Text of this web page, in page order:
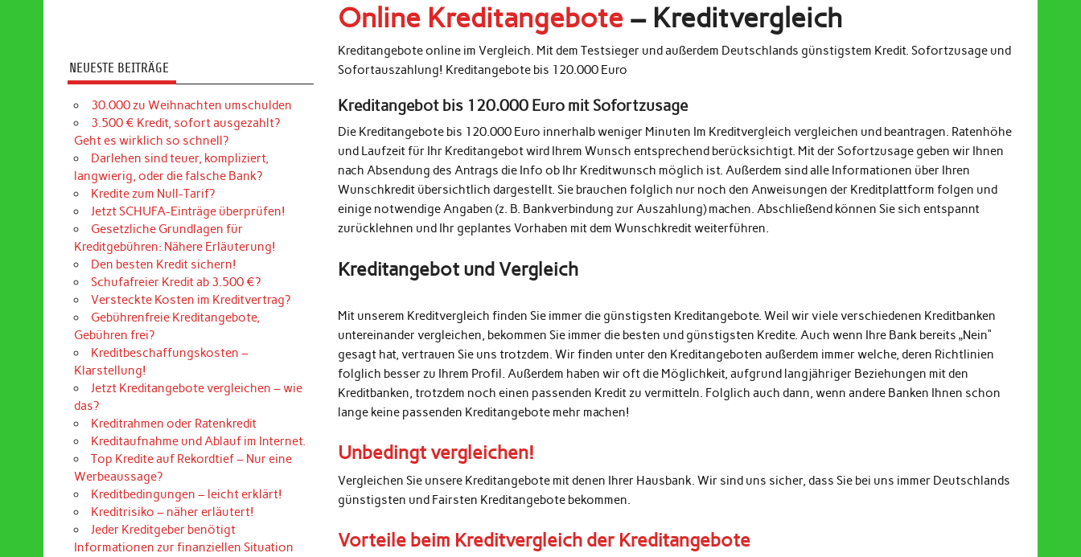
Online Kreditangebote – Kreditvergleich
Kreditangebote online im Vergleich. Mit dem Testsieger und außerdem Deutschlands günstigstem Kredit. Sofortzusage und
Sofortauszahlung! Kreditangebote bis 120.000 Euro
Kreditangebot bis 120.000 Euro mit Sofortzusage
Die Kreditangebote bis 120.000 Euro innerhalb weniger Minuten Im Kreditvergleich vergleichen und beantragen. Ratenhöhe
und Laufzeit für Ihr Kreditangebot wird Ihrem Wunsch entsprechend berücksichtigt. Mit der Sofortzusage geben wir Ihnen
nach Absendung des Antrags die Info ob Ihr Kreditwunsch möglich ist. Außerdem sind alle Informationen über Ihren
Wunschkredit übersichtlich dargestellt. Sie brauchen folglich nur noch den Anweisungen der Kreditplattform folgen und
einige notwendige Angaben (z. B. Bankverbindung zur Auszahlung) machen. Abschließend können Sie sich entspannt
zurücklehnen und Ihr geplantes Vorhaben mit dem Wunschkredit weiterführen.
Kreditangebot und Vergleich
Mit unserem Kreditvergleich finden Sie immer die günstigsten Kreditangebote. Weil wir viele verschiedenen Kreditbanken
untereinander vergleichen, bekommen Sie immer die besten und günstigsten Kredite. Auch wenn Ihre Bank bereits „Nein“
gesagt hat, vertrauen Sie uns trotzdem. Wir finden unter den Kreditangeboten außerdem immer welche, deren Richtlinien
folglich besser zu Ihrem Profil. Außerdem haben wir oft die Möglichkeit, aufgrund langjähriger Beziehungen mit den
Kreditbanken, trotzdem noch einen passenden Kredit zu vermitteln. Folglich auch dann, wenn andere Banken Ihnen schon
lange keine passenden Kreditangebote mehr machen!
Unbedingt vergleichen!
Vergleichen Sie unsere Kreditangebote mit denen Ihrer Hausbank. Wir sind uns sicher, dass Sie bei uns immer Deutschlands
günstigsten und Fairsten Kreditangebote bekommen.
Vorteile beim Kreditvergleich der Kreditangebote
NEUESTE BEITRÄGE
30.000 zu Weihnachten umschulden
3.500 € Kredit, sofort ausgezahlt?
Geht es wirklich so schnell?
Darlehen sind teuer, kompliziert,
langwierig, oder die falsche Bank?
Kredite zum Null-Tarif?
Jetzt SCHUFA-Einträge überprüfen!
Gesetzliche Grundlagen für
Kreditgebühren: Nähere Erläuterung!
Den besten Kredit sichern!
Schufafreier Kredit ab 3.500 €?
Versteckte Kosten im Kreditvertrag?
Gebührenfreie Kreditangebote,
Gebühren frei?
Kreditbeschaffungskosten –
Klarstellung!
Jetzt Kreditangebote vergleichen – wie
das?
Kreditrahmen oder Ratenkredit
Kreditaufnahme und Ablauf im Internet.
Top Kredite auf Rekordtief – Nur eine
Werbeaussage?
Kreditbedingungen – leicht erklärt!
Kreditrisiko – näher erläutert!
Jeder Kreditgeber benötigt
Informationen zur finanziellen Situation